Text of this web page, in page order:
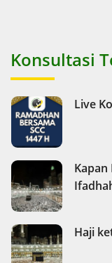
Konsultasi
Live
Haji